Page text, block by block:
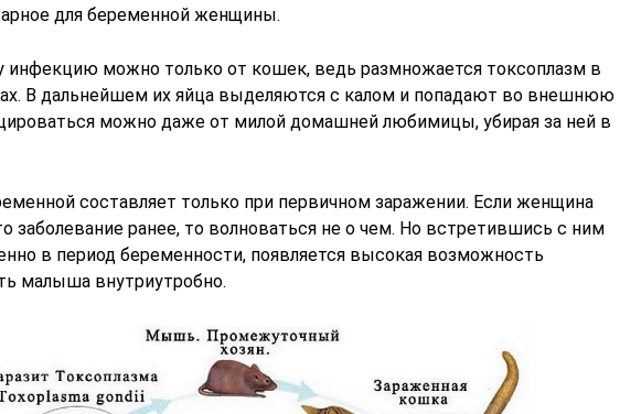
для беременной женщины.
инфекцию можно только от кошек, ведь размножается токсоплазм в
В дальнейшем их яйца выделяются с калом и попадают во внешнюю
можно даже от милой домашней любимицы, убирая за ней в
составляет только при первичном заражении. Если женщина
заболевание ранее, то волноваться не о чем. Но встретившись с ним
в период беременности, появляется высокая возможность
малыша внутриутробно.